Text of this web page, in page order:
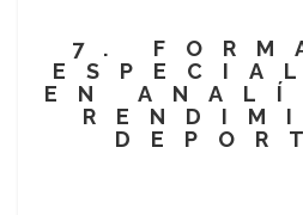
7.
EN